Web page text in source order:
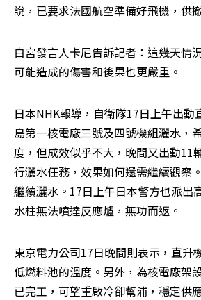
說，已要求法國航空準備好飛機，供
白宮發言人卡尼告訴記者：這幾天情
可能造成的傷害和後果也更嚴重。
日本NHK報導，自衛隊17日上午出動
島第一核電廠三號及四號機組灑水，
度，但成效似乎不大，晚間又出動11
行灑水任務，效果如何還需繼續觀察
繼續灑水。17日上午日本警方也派出
水柱無法噴達反應爐，無功而返。
東京電力公司17日晚間則表示，直升
低燃料池的溫度。另外，為核電廠架
已完工，可望重啟冷卻幫浦，穩定供